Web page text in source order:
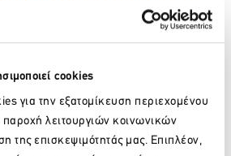
cookies
για την εξατομίκευση περιεχομένου
λειτουργιών κοινωνικών
της επισκεψιμότητάς μας. Επιπλέον,
η μεγαλύτερη ταξιδιωτική ιστοσελίδα
πελατών του.
Twitter LinkedIn